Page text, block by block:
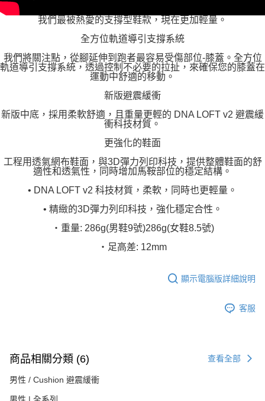
我們最被熱愛的支撐型鞋款，現在更加輕量。
全方位軌道導引支撐系統
我們將關注點，從腳延伸到跑者最容易受傷部位-膝蓋。全方位
軌道導引支撐系統，透過控制不必要的拉扯，來確保您的膝蓋在
運動中舒適的移動。
新版避震緩衝
新版中底，採用柔軟舒適，且重量更輕的 DNA LOFT v2 避震緩
衝科技材質。
更強化的鞋面
工程用透氣網布鞋面，與3D彈力列印科技，提供整體鞋面的舒
適性和透氣性，同時增加馬鞍部位的穩定結構。
• DNA LOFT v2 科技材質，柔軟，同時也更輕量。
• 精緻的3D彈力列印科技，強化穩定合性。
‧重量: 286g(男鞋9號)286g(女鞋8.5號)
‧足高差: 12mm
顯示電腦版詳細說明
客服
商品相關分類 (6) 查看全部
男性 / Cushion 避震緩衝